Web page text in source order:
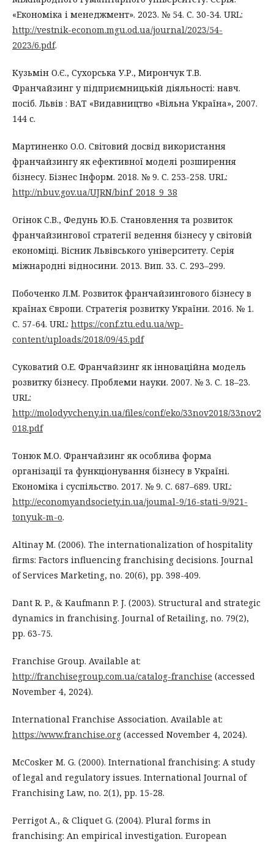
«Економіка і менеджмент». 2023. № 54. С. 30-34. URL:
http://vestnik-econom.mgu.od.ua/journal/2023/54-
2023/6.pdf.
Кузьмін О.Є., Сухорська У.Р., Мирончук Т.В.
Франчайзинг у підприємницькій діяльності: навч.
посіб. Львів : ВАТ «Видавництво «Вільна Україна», 2007.
144 с.
Мартиненко О.О. Світовий досвід використання
франчайзингу як ефективної моделі розширення
бізнесу. Бізнес Інформ. 2018. № 9. С. 253-258. URL:
http://nbuv.gov.ua/UJRN/binf_2018_9_38
Огінок С.В., Федунь Ю.Б. Становлення та розвиток
франчайзингової стратегії ведення бізнесу у світовій
економіці. Вісник Львівського університету. Серія
міжнародні відносини. 2013. Вип. 33. С. 293–299.
Побоченко Л.М. Розвиток франчайзингового бізнесу в
країнах Європи. Стратегія розвитку України. 2016. № 1.
С. 57-64. URL: https://conf.ztu.edu.ua/wp-
content/uploads/2018/09/45.pdf
Суковатий О.Е. Франчайзинг як інноваційна модель
розвитку бізнесу. Проблеми науки. 2007. № 3. С. 18–23.
URL:
http://molodyvcheny.in.ua/files/conf/eko/33nov2018/33nov2
018.pdf
Тонюк М.О. Франчайзинг як особлива форма
організації та функціонування бізнесу в Україні.
Економіка і суспільство. 2017. № 9. С. 687–689. URL:
http://economyandsociety.in.ua/joumal-9/16-stati-9/921-
tonyuk-m-o.
Altinay M. (2006). The internationalization of hospitality
firms: Factors influencing franchising decisions. Journal
of Services Marketing, no. 20(6), pp. 398-409.
Dant R. P., & Kaufmann P. J. (2003). Structural and strategic
dynamics in franchising. Journal of Retailing, no. 79(2),
pp. 63-75.
Franchise Group. Available at:
http://franchisegroup.com.ua/catalog-franchise (accessed
November 4, 2024).
International Franchise Association. Available at:
https://www.franchise.org (accessed November 4, 2024).
McCosker M. G. (2000). International franchising: A study
of legal and regulatory issues. International Journal of
Franchising Law, no. 2(1), pp. 15-28.
Perrigot A., & Cliquet G. (2004). Plural forms in
franchising: An empirical investigation. European